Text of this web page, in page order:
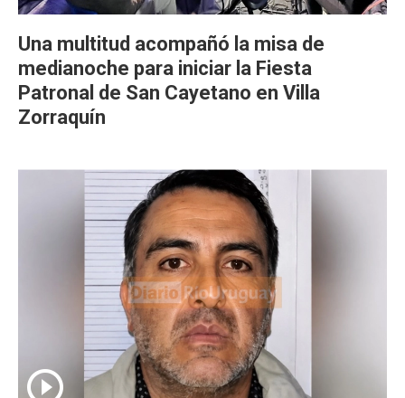
Una multitud acompañó la misa de
medianoche para iniciar la Fiesta
Patronal de San Cayetano en Villa
Zorraquín